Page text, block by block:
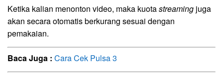
Ketika kalian menonton video, maka kuotastreaming juga
akan secara otomatis berkurang sesuai dengan
pemakaian.
Baca Juga : Cara Cek Pulsa 3